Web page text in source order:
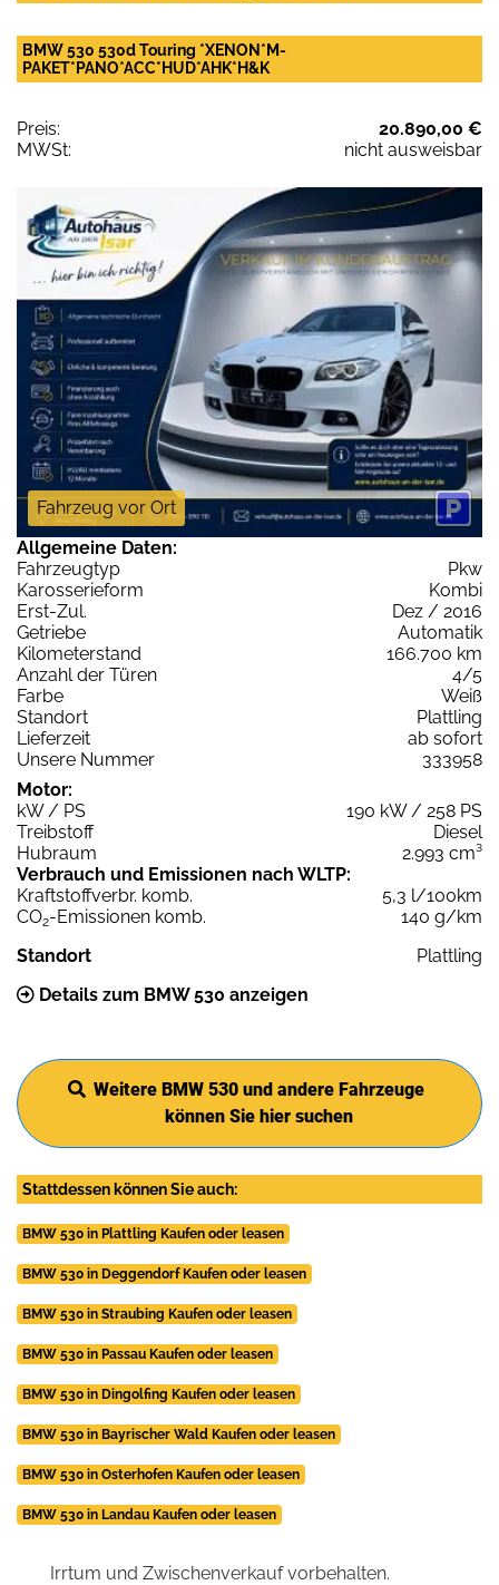
BMW 530 530d Touring *XENON*M-
PAKET*PANO*ACC*HUD*AHK*H&K
Preis:
20.890,00 €
MWSt:
nicht ausweisbar
Fahrzeug vor Ort
Allgemeine Daten:
Fahrzeugtyp
Pkw
Karosserieform
Kombi
Erst-Zul.
Dez / 2016
Getriebe
Automatik
Kilometerstand
166.700 km
Anzahl der Türen
4/5
Farbe
Weiß
Standort
Plattling
Lieferzeit
ab sofort
Unsere Nummer
333958
Motor:
kW / PS
190 kW / 258 PS
Treibstoff
Diesel
Hubraum
2.993 cm³
Verbrauch und Emissionen nach WLTP:
Kraftstoffverbr. komb.
5,3 l/100km
CO2-Emissionen komb.
140 g/km
Standort
Plattling
Details zum BMW 530 anzeigen
Weitere BMW 530 und andere Fahrzeuge
können Sie hier suchen
Stattdessen können Sie auch:
BMW 530 in Plattling Kaufen oder leasen
BMW 530 in Deggendorf Kaufen oder leasen
BMW 530 in Straubing Kaufen oder leasen
BMW 530 in Passau Kaufen oder leasen
BMW 530 in Dingolfing Kaufen oder leasen
BMW 530 in Bayrischer Wald Kaufen oder leasen
BMW 530 in Osterhofen Kaufen oder leasen
BMW 530 in Landau Kaufen oder leasen
Irrtum und Zwischenverkauf vorbehalten.